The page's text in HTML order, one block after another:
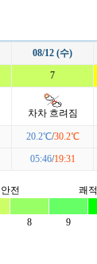
08/12 (수)
7
차차 흐려짐
20.2℃/30.2℃
05:46/19:31
안전 쾌적
8 9